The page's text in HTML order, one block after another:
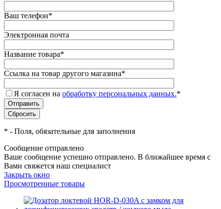
Ваш телефон*
Электронная почта
Название товара*
Ссылка на товар другого магазина*
Я согласен на обработку персональных данных.*
* - Поля, обязательные для заполнения
Сообщение отправлено
Ваше сообщение успешно отправлено. В ближайшее время с
Вами свяжется наш специалист
Закрыть окно
Просмотренные товары